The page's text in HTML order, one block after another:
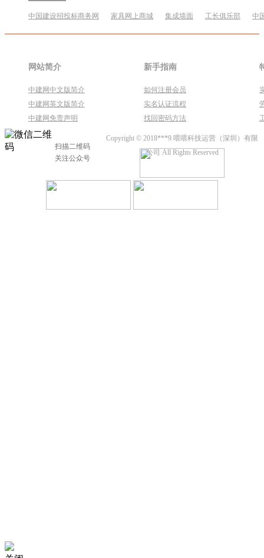
中国建设招投标商务网 家具网上商城 集成墙面 工长俱乐部 中
网站简介
中建网中文版简介
中建网英文版简介
中建网免责声明
新手指南
如何注册会员
实名认证流程
找回密码方法
扫描二维码
关注公众号
Copyright © 2018***9 喂喂科技运营（深圳）有限
公司 All Rights Reserved